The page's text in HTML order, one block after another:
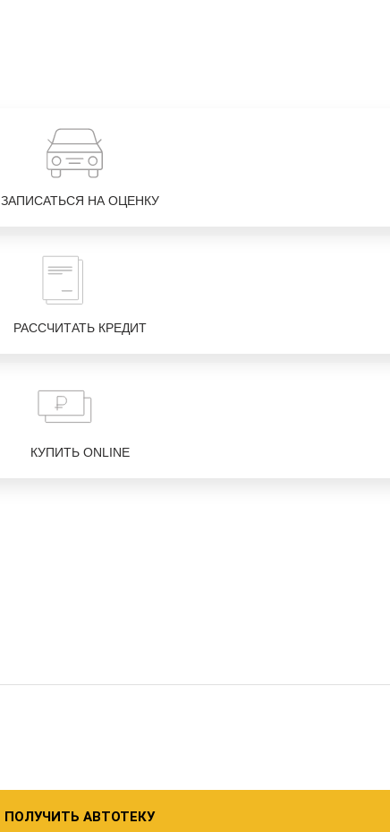
ЗАПИСАТЬСЯ НА ОЦЕНКУ
РАССЧИТАТЬ КРЕДИТ
КУПИТЬ ONLINE
ПОЛУЧИТЬ АВТОТЕКУ